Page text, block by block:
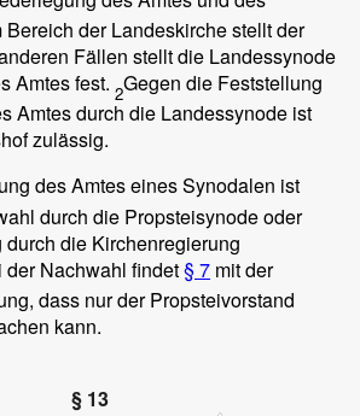
Bereich der Landeskirche stellt der
Fällen stellt die Landessynode
Amtes fest. 2Gegen die Feststellung
Amtes durch die Landessynode ist
zulässig.
des Amtes eines Synodalen ist
durch die Propsteisynode oder
die Kirchenregierung
der Nachwahl findet§ 7 mit der
dass nur der Propsteivorstand
kann.
§ 13